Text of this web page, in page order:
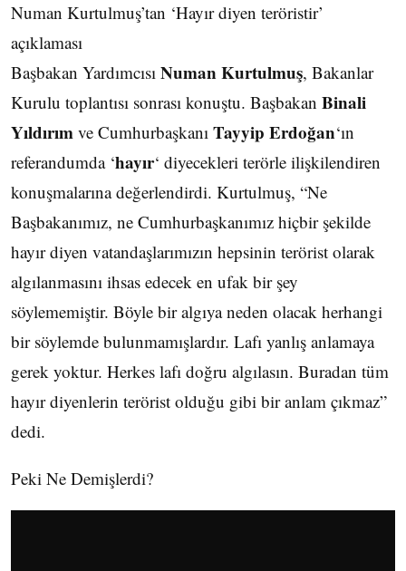
Numan Kurtulmuş’tan ‘Hayır diyen teröristir’
açıklaması
Başbakan Yardımcısı Numan Kurtulmuş, Bakanlar
Kurulu toplantısı sonrası konuştu. Başbakan Binali
Yıldırım ve Cumhurbaşkanı Tayyip Erdoğan‘ın
referandumda ‘hayır‘ diyecekleri terörle ilişkilendiren
konuşmalarına değerlendirdi. Kurtulmuş, “Ne
Başbakanımız, ne Cumhurbaşkanımız hiçbir şekilde
hayır diyen vatandaşlarımızın hepsinin terörist olarak
algılanmasını ihsas edecek en ufak bir şey
söylememiştir. Böyle bir algıya neden olacak herhangi
bir söylemde bulunmamışlardır. Lafı yanlış anlamaya
gerek yoktur. Herkes lafı doğru algılasın. Buradan tüm
hayır diyenlerin terörist olduğu gibi bir anlam çıkmaz”
dedi.
Peki Ne Demişlerdi?